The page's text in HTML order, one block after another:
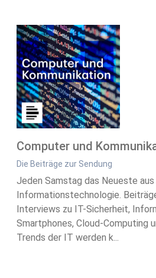
Computer und
Die Beiträge zur Sendung
Jeden Samstag das Neueste
Informationstechnologie.
Interviews zu IT-Sicherheit,
Smartphones, Cloud-Computing
Trends der IT werden k...